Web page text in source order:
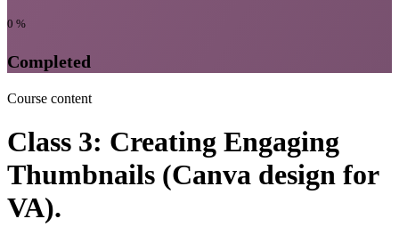
0 %
Completed
Course content
Class 3: Creating Engaging
Thumbnails (Canva design for
VA).